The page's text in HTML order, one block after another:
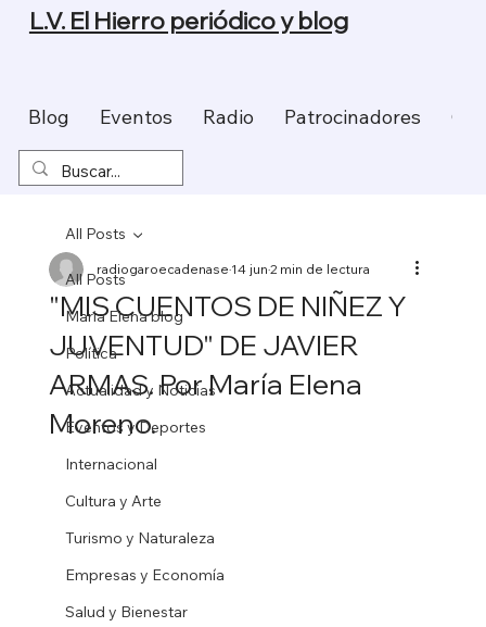
Blog Eventos Radio Patrocinadores
L.V. El Hierro periódico y blog
All Posts
Maria Elena blog
Política
Actualidad y Noticias
Eventos y Deportes
Internacional
Cultura y Arte
Turismo y Naturaleza
Empresas y Economía
Salud y Bienestar
All Posts
"MIS CUENTOS DE NIÑEZ Y
JUVENTUD" DE JAVIER
ARMAS. Por María Elena
Moreno.
radiogaroecadenase14 jun2 min de lectura